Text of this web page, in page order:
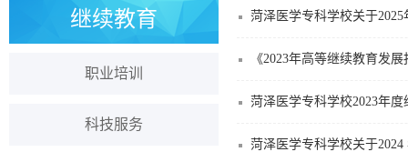
继续教育
职业培训
科技服务
菏泽医学专科学校关于
《2023年高等继续教育发
菏泽医学专科学校2023年
菏泽医学专科学校关于